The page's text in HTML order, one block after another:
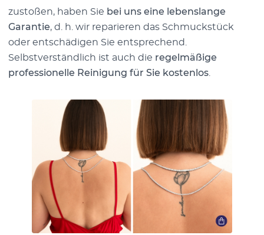
zustoßen, haben Sie bei uns eine lebenslange
Garantie, d. h. wir reparieren das Schmuckstück
oder entschädigen Sie entsprechend.
Selbstverständlich ist auch die regelmäßige
professionelle Reinigung für Sie kostenlos